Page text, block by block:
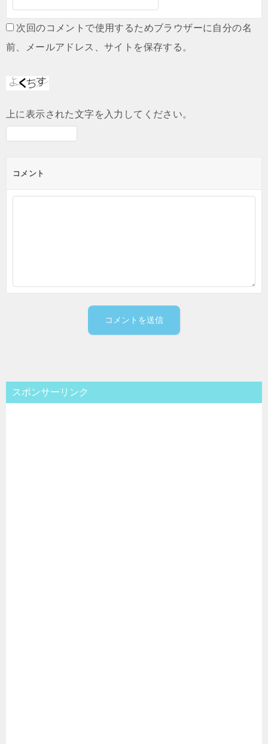
次回のコメントで使用するためブラウザーに自分の名
前、メールアドレス、サイトを保存する。
上に表示された文字を入力してください。
コメント
スポンサーリンク